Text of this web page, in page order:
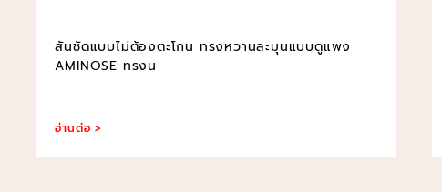
สันชัดแบบไม่ต้องตะโกน ทรงหวานละมุนแบบดูแพง
AMINOSE ทรงน
อ่านต่อ >